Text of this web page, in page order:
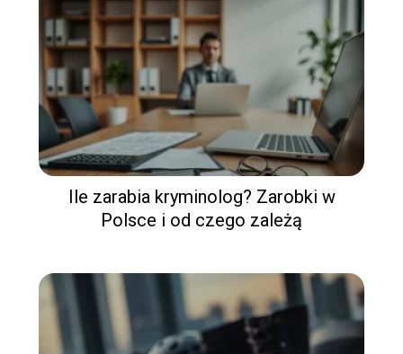
Ile zarabia kryminolog? Zarobki w
Polsce i od czego zależą